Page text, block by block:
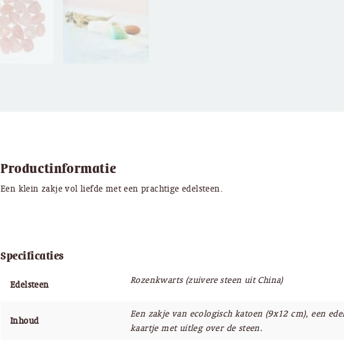
Productinformatie
Een klein zakje vol liefde met een prachtige edelsteen.
Specificaties
Edelsteen Rozenkwarts (zuivere steen uit China)
Inhoud
Een zakje van ecologisch katoen (9x12 cm), een
kaartje met uitleg over de steen.